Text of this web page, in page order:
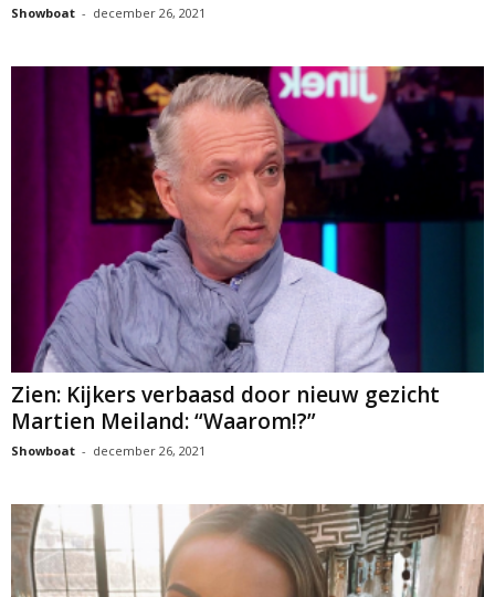
Showboat - december 26, 2021
Zien: Kijkers verbaasd door nieuw gezicht
Martien Meiland: “Waarom!?”
Showboat - december 26, 2021